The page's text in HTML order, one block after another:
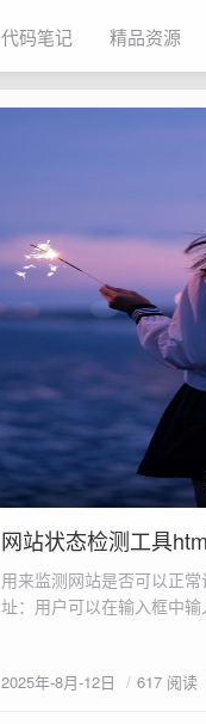
代码笔记 精品资源
2025-8-12
网站状态检测工具
用来监测网站是否可以正
址：用户可以在输入框中
同时也会从筛选下拉框中
2025年-8月-12日 617 阅读